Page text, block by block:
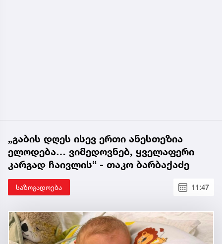
„გაბის დღეს ისევ ერთი ანესთეზია
ელოდება… ვიმედოვნებ, ყველაფერი
კარგად ჩაივლის“ - თაკო ბარბაქაძე
საზოგადოება 11:47